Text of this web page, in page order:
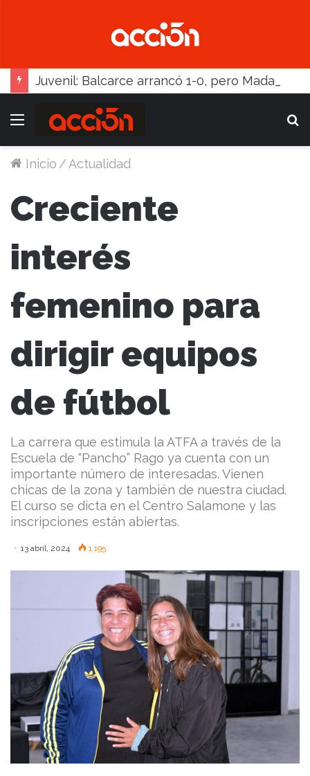
Menú
Inicio /Actualidad
Creciente
interés
femenino para
dirigir equipos
de fútbol
La carrera que estimula la ATFA a través de la
Escuela de “Pancho” Rago ya cuenta con un
importante número de interesadas. Vienen
chicas de la zona y también de nuestra ciudad.
El curso se dicta en el Centro Salamone y las
inscripciones están abiertas.
13 abril, 2024 1.195